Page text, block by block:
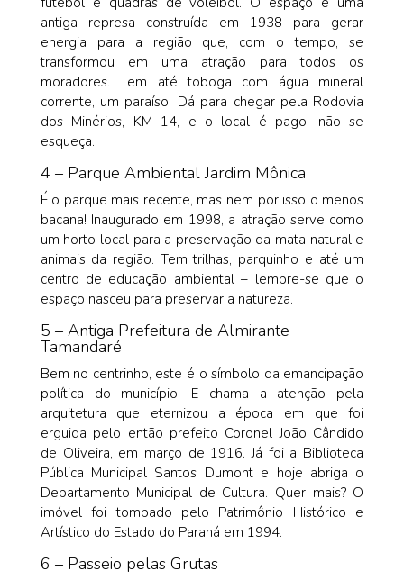
antiga represa construída em 1938 para gerar
energia para a região que, com o tempo, se
transformou em uma atração para todos os
moradores. Tem até tobogã com água mineral
corrente, um paraíso! Dá para chegar pela Rodovia
dos Minérios, KM 14, e o local é pago, não se
esqueça.
4 – Parque Ambiental Jardim Mônica
É o parque mais recente, mas nem por isso o menos
bacana! Inaugurado em 1998, a atração serve como
um horto local para a preservação da mata natural e
animais da região. Tem trilhas, parquinho e até um
centro de educação ambiental – lembre-se que o
espaço nasceu para preservar a natureza.
5 – Antiga Prefeitura de Almirante
Tamandaré
Bem no centrinho, este é o símbolo da emancipação
política do município. E chama a atenção pela
arquitetura que eternizou a época em que foi
erguida pelo então prefeito Coronel João Cândido
de Oliveira, em março de 1916. Já foi a Biblioteca
Pública Municipal Santos Dumont e hoje abriga o
Departamento Municipal de Cultura. Quer mais? O
imóvel foi tombado pelo Patrimônio Histórico e
Artístico do Estado do Paraná em 1994.
6 – Passeio pelas Grutas